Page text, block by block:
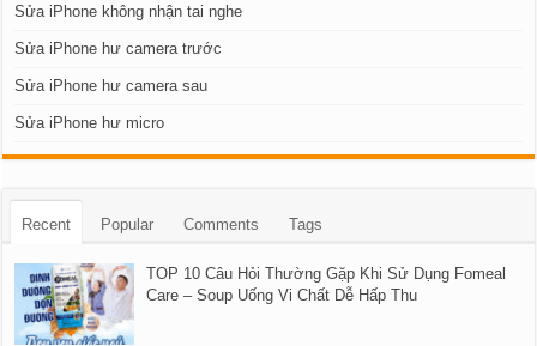
Sửa iPhone không nhận tai nghe
Sửa iPhone hư camera trước
Sửa iPhone hư camera sau
Sửa iPhone hư micro
Recent Popular Comments Tags
TOP 10 Câu Hỏi Thường Gặp Khi Sử Dụng Fomeal
Care – Soup Uống Vi Chất Dễ Hấp Thu